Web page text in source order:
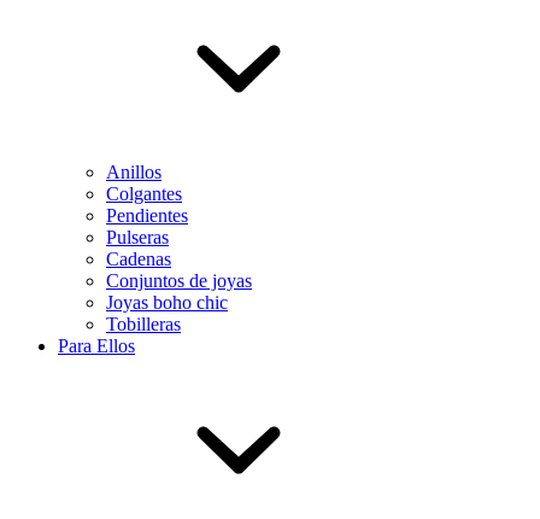
Anillos
Colgantes
Pendientes
Pulseras
Cadenas
Conjuntos de joyas
Joyas boho chic
Tobilleras
Para Ellos